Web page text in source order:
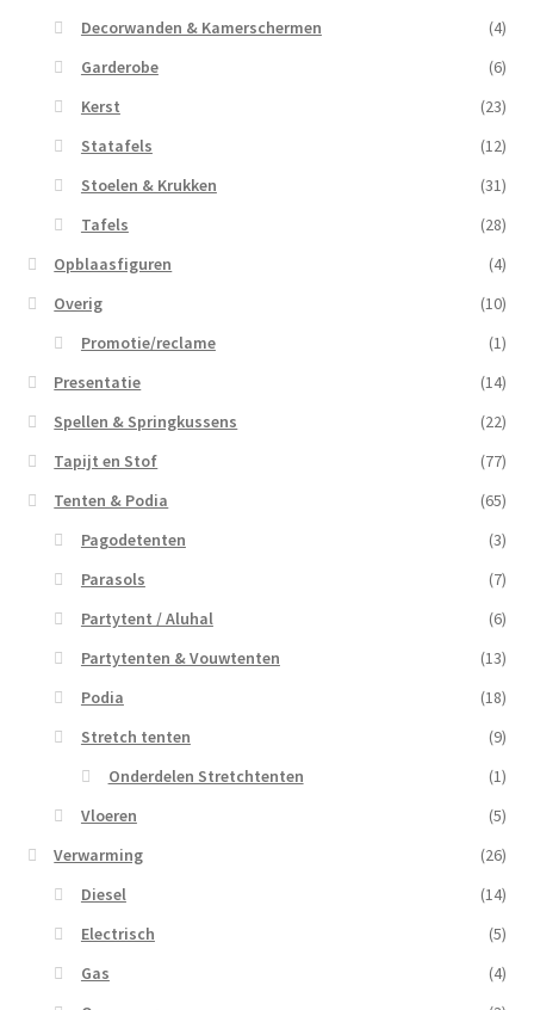
Decorwanden & Kamerschermen
(4)
Garderobe
(6)
Kerst
(23)
Statafels
(12)
Stoelen & Krukken
(31)
Tafels
(28)
Opblaasfiguren
(4)
Overig
(10)
Promotie/reclame
(1)
Presentatie
(14)
Spellen & Springkussens
(22)
Tapijt en Stof
(77)
Tenten & Podia
(65)
Pagodetenten
(3)
Parasols
(7)
Partytent / Aluhal
(6)
Partytenten & Vouwtenten
(13)
Podia
(18)
Stretch tenten
(9)
Onderdelen Stretchtenten
(1)
Vloeren
(5)
Verwarming
(26)
Diesel
(14)
Electrisch
(5)
Gas
(4)